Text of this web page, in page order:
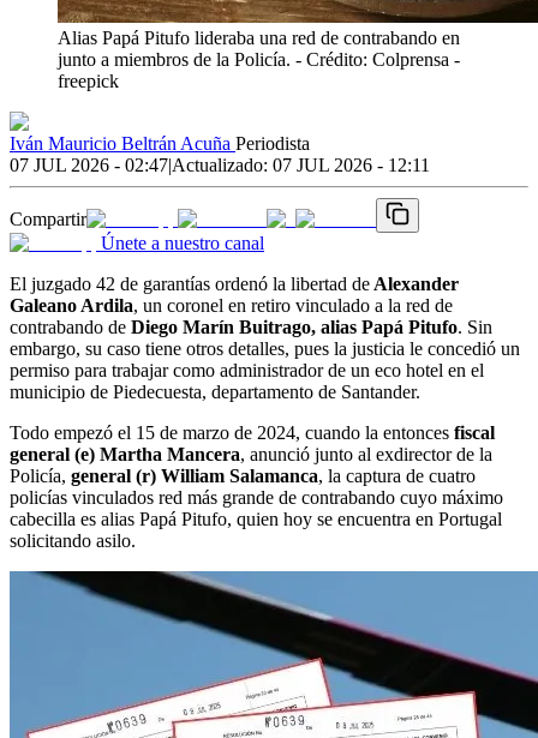
Alias Papá Pitufo lideraba una red de contrabando en
junto a miembros de la Policía. - Crédito: Colprensa -
freepick
Iván Mauricio Beltrán Acuña Periodista
07 JUL 2026 - 02:47|Actualizado: 07 JUL 2026 - 12:11
Compartir
Únete a nuestro canal
El juzgado 42 de garantías ordenó la libertad de Alexander
Galeano Ardila, un coronel en retiro vinculado a la red de
contrabando de Diego Marín Buitrago, alias Papá Pitufo. Sin
embargo, su caso tiene otros detalles, pues la justicia le concedió un
permiso para trabajar como administrador de un eco hotel en el
municipio de Piedecuesta, departamento de Santander.
Todo empezó el 15 de marzo de 2024, cuando la entonces fiscal
general (e) Martha Mancera, anunció junto al exdirector de la
Policía, general (r) William Salamanca, la captura de cuatro
policías vinculados red más grande de contrabando cuyo máximo
cabecilla es alias Papá Pitufo, quien hoy se encuentra en Portugal
solicitando asilo.